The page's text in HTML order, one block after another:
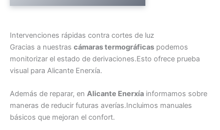
Intervenciones rápidas contra cortes de luz
Gracias a nuestras cámaras termográficas podemos
monitorizar el estado de derivaciones.Esto ofrece prueba
visual para Alicante Enerxía.
Además de reparar, en Alicante Enerxía informamos sobre
maneras de reducir futuras averías.Incluimos manuales
básicos que mejoran el confort.